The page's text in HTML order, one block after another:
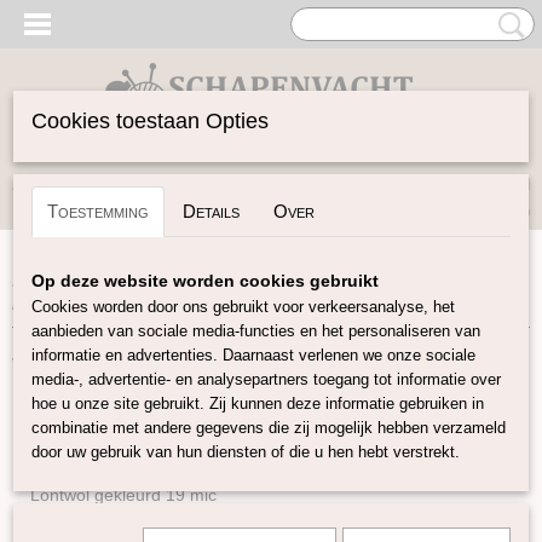
Inloggen Registreren
(0)
Home>Vilten>Naaldvlies>Naaldvlies op maat diverse
kleuren>Merino Naaldvlies 19 micron in 25 kleuren
Vilten
Naturel Lontwol
Lontwol gekleurd 14,5 mic
Lontwol gekleurd 19 mic
Lontwol Melange 19 mic
Cookies toestaan Opties
Toestemming Details Over
Op deze website worden cookies gebruikt
Cookies worden door ons gebruikt voor verkeersanalyse, het
aanbieden van sociale media-functies en het personaliseren van
informatie en advertenties. Daarnaast verlenen we onze sociale
media-, advertentie- en analysepartners toegang tot informatie over
hoe u onze site gebruikt. Zij kunnen deze informatie gebruiken in
combinatie met andere gegevens die zij mogelijk hebben verzameld
door uw gebruik van hun diensten of die u hen hebt verstrekt.